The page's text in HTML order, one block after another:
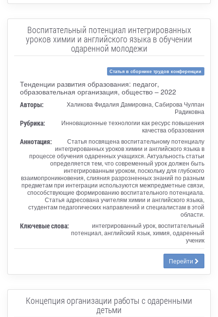
Воспитательный потенциал интегрированных
уроков химии и английского языка в обучении
одаренной молодежи
Статья в сборнике трудов конференции
Тенденции развития образования: педагог,
образовательная организация, общество – 2022
Авторы:
Халикова Фидалия Дамировна, Сабирова Чулпан
Радиковна
Рубрика:
Инновационные технологии как ресурс повышения
качества образования
Аннотация:
Статья посвящена воспитательному потенциалу
интегрированных уроков химии и английского языка в
процессе обучения одаренных учащихся. Актуальность статьи
определяется тем, что современный урок должен быть
интегрированным уроком, поскольку для глубокого
взаимопроникновения, слияния разрозненных знаний по разным
предметам при интеграции используются межпредметные связи,
способствующие формированию воспитательного потенциала.
Статья адресована учителям химии и английского языка,
студентам педагогических направлений и специалистам в этой
области.
Ключевые слова:
интегрированный урок, воспитательный
потенциал, английский язык, химия, одаренный
ученик
Перейти
Концепция организации работы с одаренными
детьми